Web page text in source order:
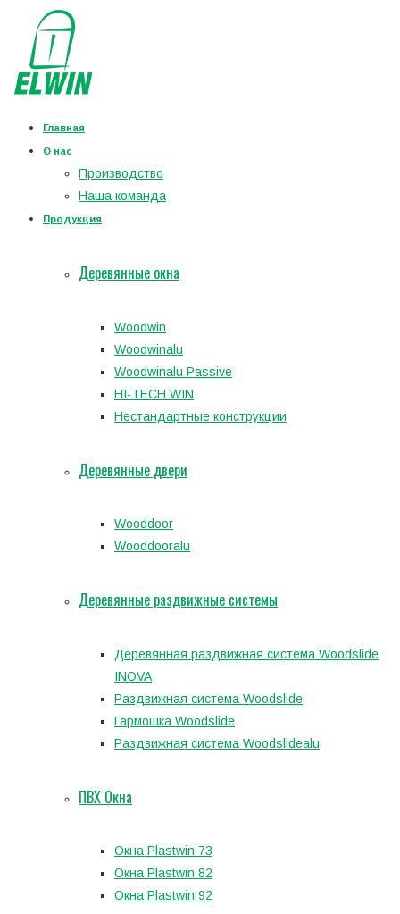
Главная
О нас
Производство
Наша команда
Продукция
Деревянные окна
Woodwin
Woodwinalu
Woodwinalu Passive
HI-TECH WIN
Нестандартные конструкции
Деревянные двери
Wooddoor
Wooddooralu
Деревянные раздвижные системы
Деревянная раздвижная система Woodslide
INOVA
Раздвижная система Woodslide
Гармошка Woodslide
Раздвижная система Woodslidealu
ПВХ Окна
Окна Plastwin 73
Окна Plastwin 82
Окна Plastwin 92